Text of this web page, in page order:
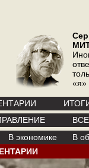
«я»
В экономике
В